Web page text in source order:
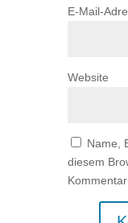
E-Mail-
Website
Name,
diesem